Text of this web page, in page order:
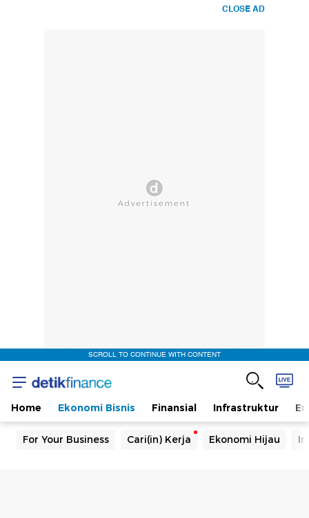
CLOSE AD
SCROLL TO CONTINUE WITH CONTENT
Home Ekonomi Bisnis Finansial Infrastruktur
For Your Business Cari(in) Kerja Ekonomi Hijau